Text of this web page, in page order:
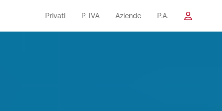
Privati P. IVA Aziende P.A.